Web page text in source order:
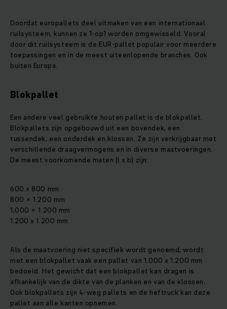
Doordat europallets deel uitmaken van een internationaal
ruilsysteem, kunnen ze 1-op1 worden omgewisseld. Vooral
door dit ruilsysteem is de EUR-pallet populair voor meerdere
toepassingen en in de meest uiteenlopende branches. Ook
buiten Europa.
Blokpallet
Een andere veel gebruikte houten pallet is de blokpallet.
Blokpallets zijn opgebouwd uit een bovendek, een
tussendek, een onderdek en klossen. Ze zijn verkrijgbaar met
verschillende draagvermogens en in diverse maatvoeringen.
De meest voorkomende maten (l x b) zijn:
600 x 800 mm
800 × 1.200 mm
1.000 × 1.200 mm
1.200 x 1.200 mm
Als de maatvoering niet specifiek wordt genoemd, wordt
met een blokpallet vaak een pallet van 1.000 x 1.200 mm
bedoeld. Het gewicht dat een blokpallet kan dragen is
afhankelijk van de dikte van de planken en van de klossen.
Ook blokpallets zijn 4-weg pallets en de heftruck kan deze
pallet aan alle kanten opnemen.